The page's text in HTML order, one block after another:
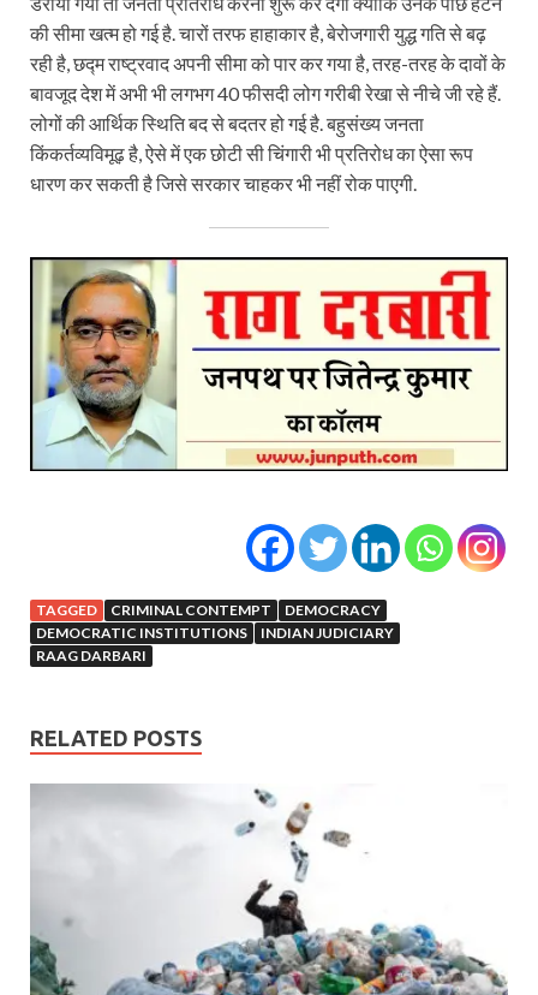
की सीमा खत्म हो गई है. चारों तरफ हाहाकार है, बेरोजगारी युद्ध गति से बढ़
रही है, छद्म राष्ट्रवाद अपनी सीमा को पार कर गया है, तरह-तरह के दावों के
बावजूद देश में अभी भी लगभग 40 फीसदी लोग गरीबी रेखा से नीचे जी रहे हैं.
लोगों की आर्थिक स्थिति बद से बदतर हो गई है. बहुसंख्य जनता
किंकर्तव्यविमूढ़ है, ऐसे में एक छोटी सी चिंगारी भी प्रतिरोध का ऐसा रूप
धारण कर सकती है जिसे सरकार चाहकर भी नहीं रोक पाएगी.
TAGGED CRIMINAL CONTEMPT
DEMOCRACY
DEMOCRATIC INSTITUTIONS
INDIAN JUDICIARY
RAAG DARBARI
RELATED POSTS